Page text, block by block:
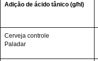
Adição de ácido tânico (g/hl)
Cerveja controle
Paladar